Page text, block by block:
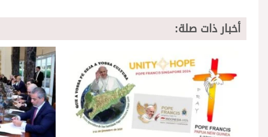
أخبار ذات صلة: